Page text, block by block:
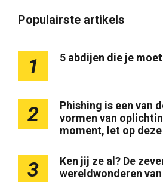
Populairste artikels
1 5 abdijen die je
2
Phishing is een van
vormen van
moment, let op
3
Ken jij ze al? De
wereldwonderen